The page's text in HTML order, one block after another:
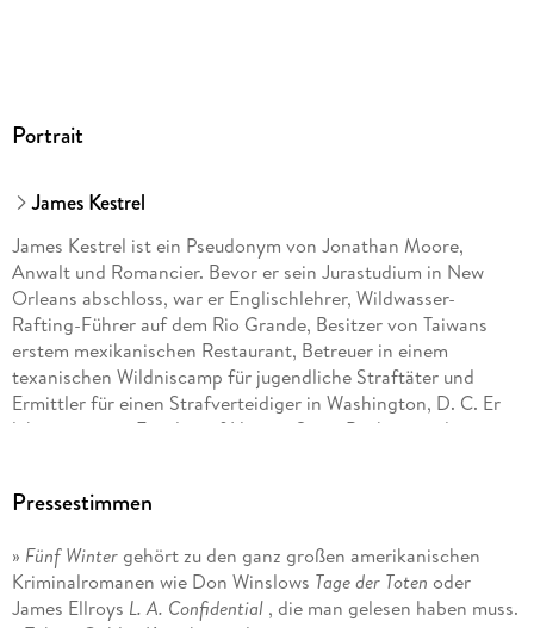
Portrait
James Kestrel
James Kestrel ist ein Pseudonym von Jonathan Moore,
Anwalt und Romancier. Bevor er sein Jurastudium in New
Orleans abschloss, war er Englischlehrer, Wildwasser-
Rafting-Führer auf dem Rio Grande, Besitzer von Taiwans
erstem mexikanischen Restaurant, Betreuer in einem
texanischen Wildniscamp für jugendliche Straftäter und
Ermittler für einen Strafverteidiger in Washington, D. C. Er
lebt mit seiner Familie auf Hawaii. Seine Bücher wurden in
Fünf Winter
wurde er mit dem Edgar Award 2022 für den besten Roman
des Jahres ausgezeichnet. Im Suhrkamp Verlag erschien
zuletzt
Pressestimmen
» Fünf Wintergehört zu den ganz großen amerikanischen
Kriminalromanen wie Don Winslows Tage der Toten oder
James Ellroys L. A. Confidential, die man gelesen haben muss.